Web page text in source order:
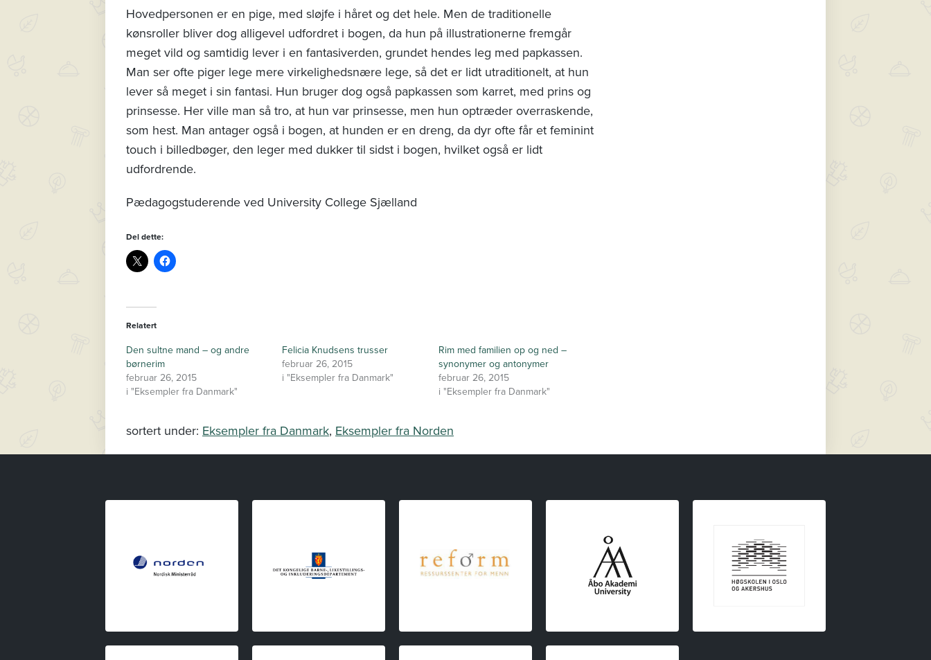
Hovedpersonen er en pige, med sløjfe i håret og det hele. Men de traditionelle
kønsroller bliver dog alligevel udfordret i bogen, da hun på illustrationerne fremgår
meget vild og samtidig lever i en fantasiverden, grundet hendes leg med papkassen.
Man ser ofte piger lege mere virkelighedsnære lege, så det er lidt utraditionelt, at hun
lever så meget i sin fantasi. Hun bruger dog også papkassen som karret, med prins og
prinsesse. Her ville man så tro, at hun var prinsesse, men hun optræder overraskende,
som hest. Man antager også i bogen, at hunden er en dreng, da dyr ofte får et feminint
touch i billedbøger, den leger med dukker til sidst i bogen, hvilket også er lidt
udfordrende.
Pædagogstuderende ved University College Sjælland
Del dette:
Relatert
Den sultne mand – og andre
børnerim
februar 26, 2015
i "Eksempler fra Danmark"
Felicia Knudsens trusser
februar 26, 2015
i "Eksempler fra Danmark"
Rim med familien op og ned –
synonymer og antonymer
februar 26, 2015
i "Eksempler fra Danmark"
sortert under: Eksempler fra Danmark, Eksempler fra Norden